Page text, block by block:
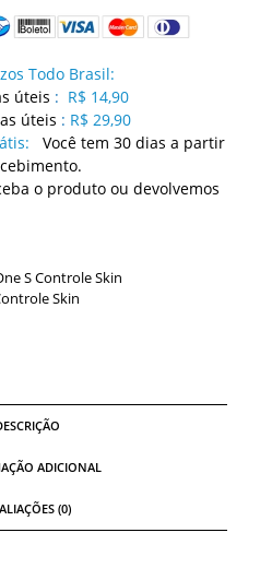
Todo Brasil:
úteis : R$ 14,90
úteis : R$ 29,90
Você tem 30 dias a partir
o produto ou devolvemos
S Controle Skin
Skin
ADICIONAL
(0)